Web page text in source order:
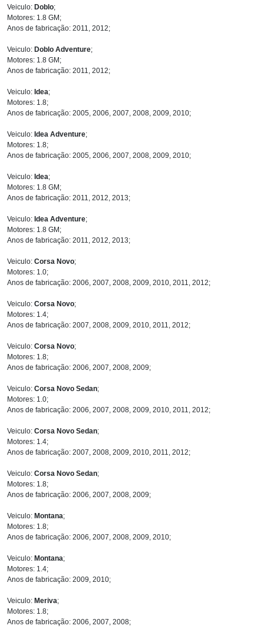
Veiculo: Doblo;
Motores: 1.8 GM;
Anos de fabricação: 2011, 2012;
Veiculo: Doblo Adventure;
Motores: 1.8 GM;
Anos de fabricação: 2011, 2012;
Veiculo: Idea;
Motores: 1.8;
Anos de fabricação: 2005, 2006, 2007, 2008, 2009, 2010;
Veiculo: Idea Adventure;
Motores: 1.8;
Anos de fabricação: 2005, 2006, 2007, 2008, 2009, 2010;
Veiculo: Idea;
Motores: 1.8 GM;
Anos de fabricação: 2011, 2012, 2013;
Veiculo: Idea Adventure;
Motores: 1.8 GM;
Anos de fabricação: 2011, 2012, 2013;
Veiculo: Corsa Novo;
Motores: 1.0;
Anos de fabricação: 2006, 2007, 2008, 2009, 2010, 2011, 2012;
Veiculo: Corsa Novo;
Motores: 1.4;
Anos de fabricação: 2007, 2008, 2009, 2010, 2011, 2012;
Veiculo: Corsa Novo;
Motores: 1.8;
Anos de fabricação: 2006, 2007, 2008, 2009;
Veiculo: Corsa Novo Sedan;
Motores: 1.0;
Anos de fabricação: 2006, 2007, 2008, 2009, 2010, 2011, 2012;
Veiculo: Corsa Novo Sedan;
Motores: 1.4;
Anos de fabricação: 2007, 2008, 2009, 2010, 2011, 2012;
Veiculo: Corsa Novo Sedan;
Motores: 1.8;
Anos de fabricação: 2006, 2007, 2008, 2009;
Veiculo: Montana;
Motores: 1.8;
Anos de fabricação: 2006, 2007, 2008, 2009, 2010;
Veiculo: Montana;
Motores: 1.4;
Anos de fabricação: 2009, 2010;
Veiculo: Meriva;
Motores: 1.8;
Anos de fabricação: 2006, 2007, 2008;